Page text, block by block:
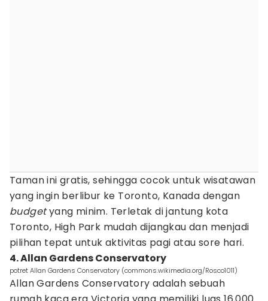
Taman ini gratis, sehingga cocok untuk wisatawan
yang ingin berlibur ke Toronto, Kanada dengan
budgetyang minim. Terletak di jantung kota
Toronto, High Park mudah dijangkau dan menjadi
pilihan tepat untuk aktivitas pagi atau sore hari.
4. Allan Gardens Conservatory
potret Allan Gardens Conservatory (commons.wikimedia.org/Rosco1011)
Allan Gardens Conservatory adalah sebuah